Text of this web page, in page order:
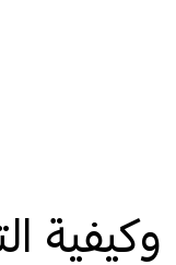
وكيفية